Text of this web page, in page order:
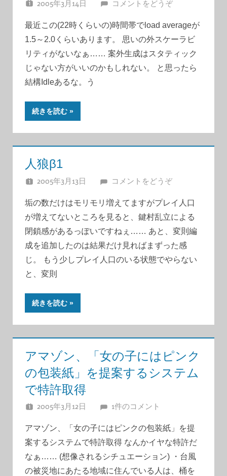
2005年3月14日 JUNA
コメントをどうぞ
最近この(22時くらいの)時間帯でload averageが
1.5～2.0くらいあります。 思いの外スケーラビ
リティがないなぁ…… 案外生成はスタティック
じゃない方がいいのかもしれない。 と思ったら
結構Idleあるな。う
続きを読む
人狼β1
2005年3月13日 JUNA
コメントをどうぞ
垢の数だけはモリモリ増えてますがプレイ人口
が増えてないところを見ると、鍵村乱立による
閉鎖感があるっぽいですねぇ…… あと、変則編
成を追加したのは結果だけ見ればまずった感
じ。 もう少しプレイ人口のいる状態でやらない
と、変則
続きを読む
アマゾン、「女の子にはピンク
の包装紙」を提案するシステム
で特許取得
2005年3月12日 JUNA
1件のコメント
アマゾン、「女の子にはピンクの包装紙」を提
案するシステムで特許取得 なんかイヤな特許だ
なぁ…… (想像されるシチュエーション) ・台風
の被災地にあたる地域に住んでいる人は、桶を